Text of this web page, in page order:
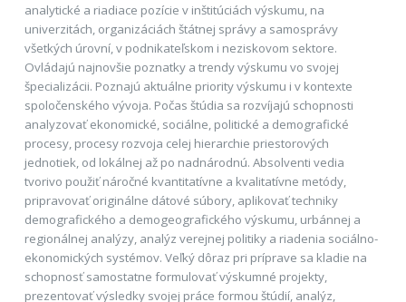
analytické a riadiace pozície v inštitúciách výskumu, na
univerzitách, organizáciách štátnej správy a samosprávy
všetkých úrovní, v podnikateľskom i neziskovom sektore.
Ovládajú najnovšie poznatky a trendy výskumu vo svojej
špecializácii. Poznajú aktuálne priority výskumu i v kontexte
spoločenského vývoja. Počas štúdia sa rozvíjajú schopnosti
analyzovať ekonomické, sociálne, politické a demografické
procesy, procesy rozvoja celej hierarchie priestorových
jednotiek, od lokálnej až po nadnárodnú. Absolventi vedia
tvorivo použiť náročné kvantitatívne a kvalitatívne metódy,
pripravovať originálne dátové súbory, aplikovať techniky
demografického a demogeografického výskumu, urbánnej a
regionálnej analýzy, analýz verejnej politiky a riadenia sociálno-
ekonomických systémov. Veľký dôraz pri príprave sa kladie na
schopnosť samostatne formulovať výskumné projekty,
prezentovať výsledky svojej práce formou štúdií, analýz,